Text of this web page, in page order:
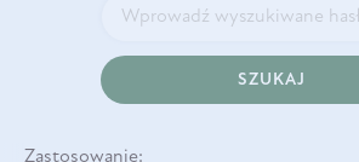
SZUKAJ
Zastosowanie: